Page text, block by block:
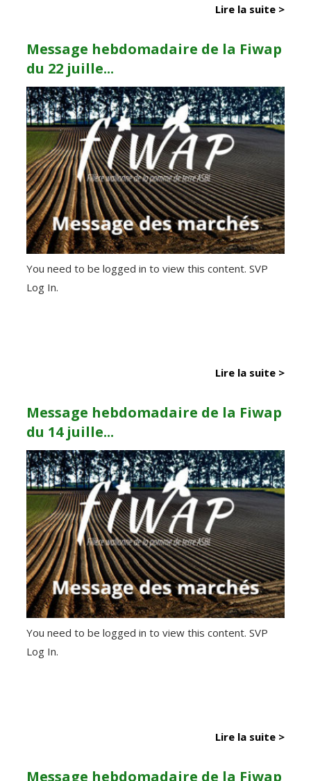
Lire la suite >
Message hebdomadaire de la Fiwap
du 22 juille...
You need to be logged in to view this content. SVP
Log In.
Lire la suite >
Message hebdomadaire de la Fiwap
du 14 juille...
You need to be logged in to view this content. SVP
Log In.
Lire la suite >
Message hebdomadaire de la Fiwap